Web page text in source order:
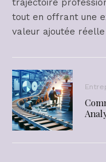
tout en offrant une
valeur ajoutée